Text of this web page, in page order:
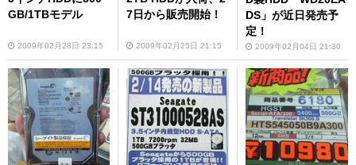
GB/1TBモデル
2009年02月28日 23:15
7日から販売開始！
2009年02月25日 21:15
DS」が近日発売予
定！
2009年02月04日 21:30